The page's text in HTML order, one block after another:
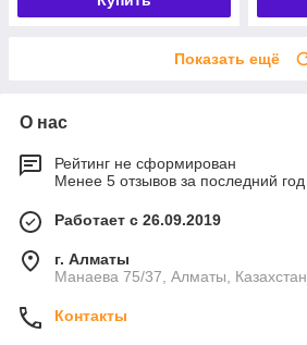
Показать ещё
О нас
Рейтинг не сформирован
Менее 5 отзывов за последний год
Работает с 26.09.2019
г. Алматы
Манаева 75/37, Алматы, Казахстан
Контакты